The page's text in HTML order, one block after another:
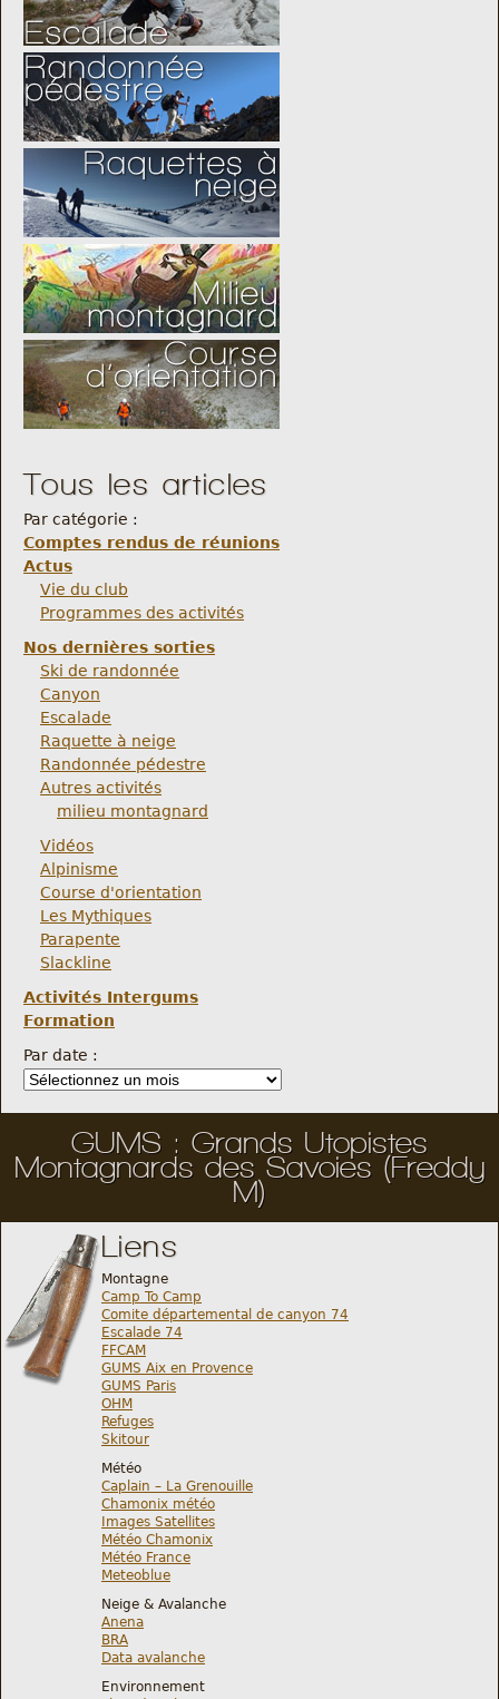
Tous les articles
Par catégorie :
Comptes rendus de réunions
Actus
Vie du club
Programmes des activités
Nos dernières sorties
Ski de randonnée
Canyon
Escalade
Raquette à neige
Randonnée pédestre
Autres activités
milieu montagnard
Vidéos
Alpinisme
Course d'orientation
Les Mythiques
Parapente
Slackline
Activités Intergums
Formation
Par date :
GUMS : Grands Utopistes
Montagnards des Savoies (Freddy
M)
Liens
Montagne
Camp To Camp
Comite départemental de canyon 74
Escalade 74
FFCAM
GUMS Aix en Provence
GUMS Paris
OHM
Refuges
Skitour
Météo
Caplain – La Grenouille
Chamonix météo
Images Satellites
Météo Chamonix
Météo France
Meteoblue
Neige & Avalanche
Anena
BRA
Data avalanche
Environnement